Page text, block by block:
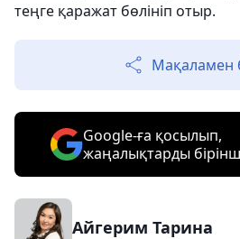
теңге қаражат бөлініп отыр.
Мақаламен
Google-ға қосылып,
жаңалықтарды
Айгерим Тарина